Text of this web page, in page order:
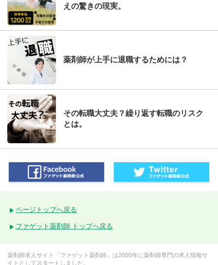
えの驚きの現実。
薬剤師が上手に退職するためには？
その転職大丈夫？繰り返す転職のリスク
とは。
ページトップへ戻る
ファゲット薬剤師 トップへ戻る
薬剤師求人サイト「ファゲット薬剤師」は2000年に薬剤師専門の求人情報サ
イトとしてスタートしました。